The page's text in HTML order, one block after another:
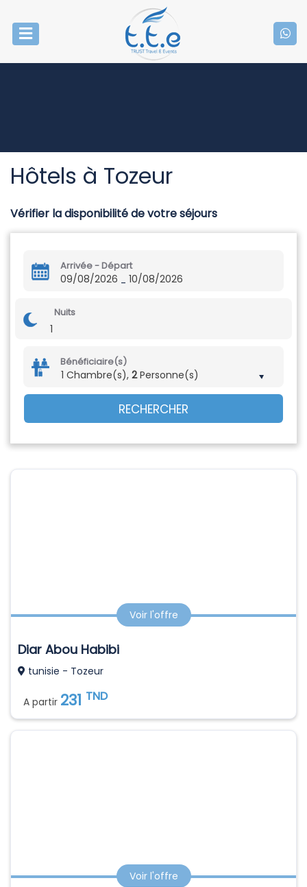
Hôtels à Tozeur
Vérifier la disponibilité de votre séjours
Arrivée - Départ
09/08/2026 - 10/08/2026
Nuits
1
Bénéficiaire(s)
1 Chambre(s), 2Personne(s)
RECHERCHER
Voir l'offre
Diar Abou Habibi
tunisie - Tozeur
A partir 231 TND
Voir l'offre